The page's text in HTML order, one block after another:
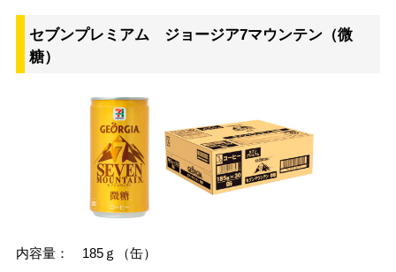
セブンプレミアム ジョージア7マウンテン（微
糖）
内容量： 185ｇ（缶）